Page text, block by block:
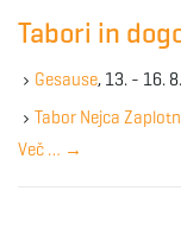
e
y
w
r
Tabori in
Gesause, 13. - 16.
Tabor Nejca
Več … →